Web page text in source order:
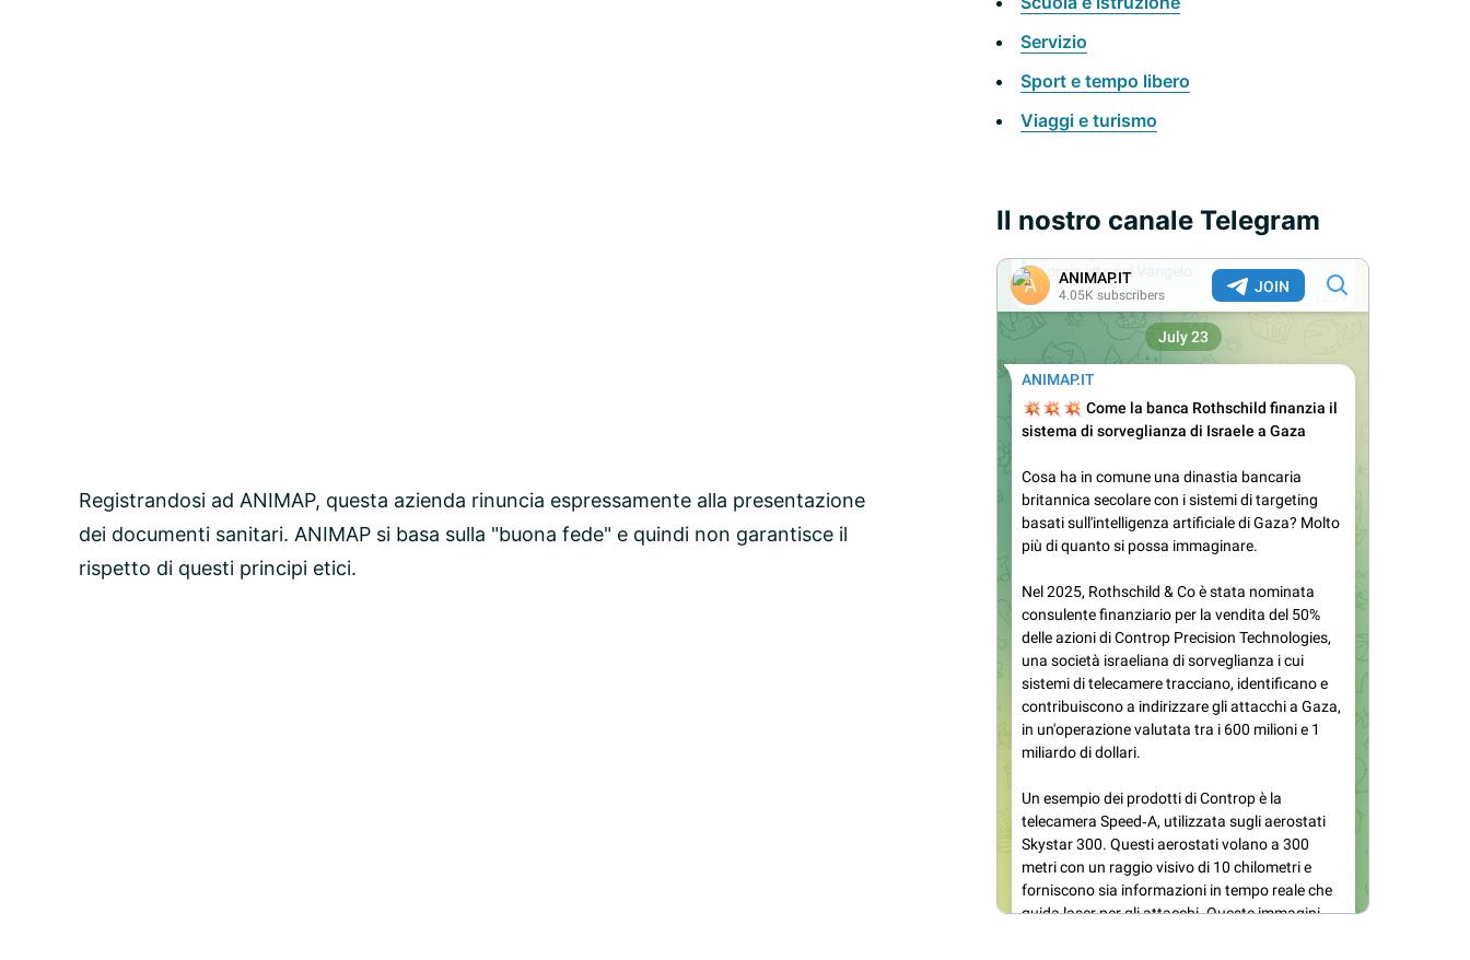
Registrandosi ad ANIMAP, questa azienda rinuncia espressamente alla presentazione
dei documenti sanitari. ANIMAP si basa sulla "buona fede" e quindi non garantisce il
rispetto di questi principi etici.
Servizio
Sport e tempo libero
Viaggi e turismo
Il nostro canale Telegram